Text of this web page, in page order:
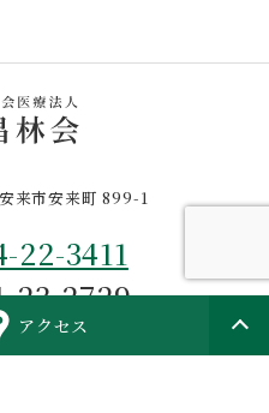
アクセス
来市安来町 899-1
22-3411
23-2729